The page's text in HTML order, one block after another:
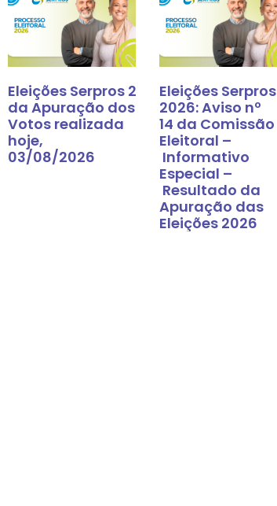
Eleições Serpros 2026: Resultado
da Apuração dos
Votos realizada
hoje,
03/08/2026
Eleições Serpros
2026: Aviso nº
14 da Comissão
Eleitoral –
Informativo
Especial –
Resultado da
Apuração das
Eleições 2026